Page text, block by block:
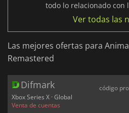
todo lo relacionado con
Ver todas las
Las mejores ofertas para
Remastered
Difmark
Xbox Series X · Global
Venta de cuentas
código